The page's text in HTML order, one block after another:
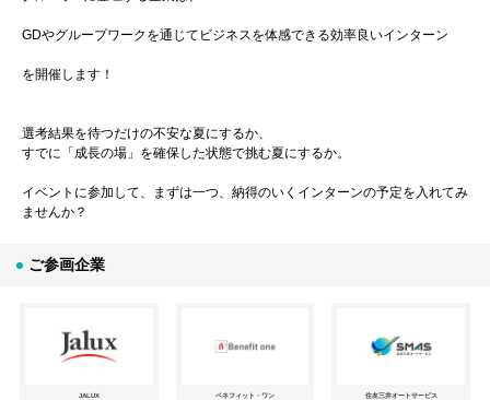
GDやグループワークを通じてビジネスを体感できる効率良いインターン
を開催します！
選考結果を待つだけの不安な夏にするか、
すでに「成長の場」を確保した状態で挑む夏にするか。
イベントに参加して、まずは一つ、納得のいくインターンの予定を入れてみ
ませんか？
ご参画企業
JALUX ベネフィット・ワン 住友三井オートサービス